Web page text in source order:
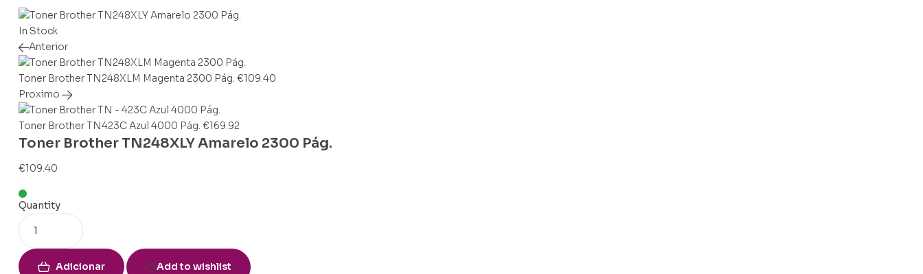
Availability:
In Stock
Anterior
Toner Brother TN248XLM Magenta 2300 Pág. €109.40
Proximo
Toner Brother TN423C Azul 4000 Pág. €169.92
Toner Brother TN248XLY Amarelo 2300 Pág.
€109.40
Quantity
Adicionar Add to wishlist